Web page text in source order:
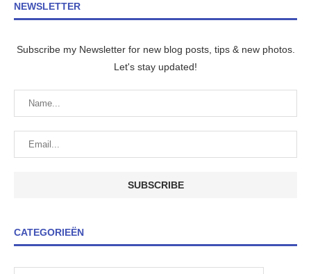
NEWSLETTER
Subscribe my Newsletter for new blog posts, tips & new photos.
Let's stay updated!
CATEGORIEËN